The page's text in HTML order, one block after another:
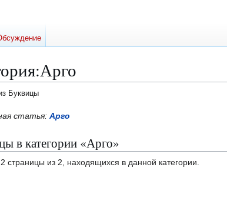
:Арго
Буквицы
статья:Арго
в категории «Арго»
страницы из 2, находящихся в данной категории.